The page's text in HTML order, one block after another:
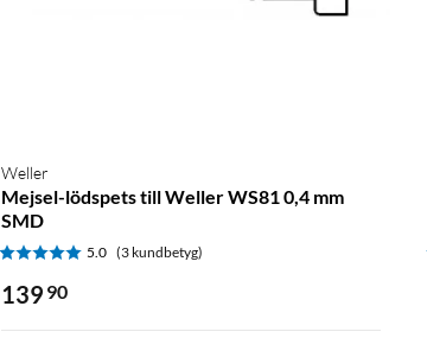
Weller
Mejsel-lödspets till Weller WS81 0,4 mm
SMD
5.0 (3 kundbetyg)
139 90